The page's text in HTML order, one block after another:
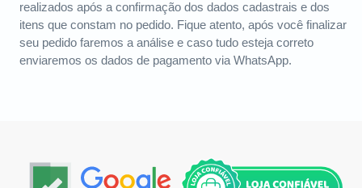
realizados após a confirmação dos dados cadastrais e dos
itens que constam no pedido. Fique atento, após você finalizar
seu pedido faremos a análise e caso tudo esteja correto
enviaremos os dados de pagamento via WhatsApp.